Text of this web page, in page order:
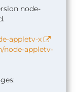
node-
appletv-x
node-appletv-